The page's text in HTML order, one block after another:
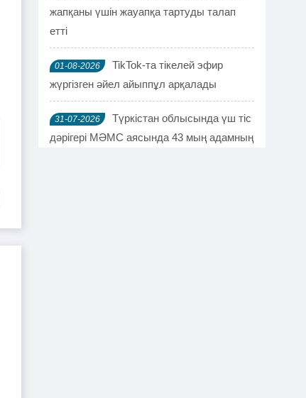
жапқаны үшін жауапқа тартуды талап
етті
01-08-2026
TikTok-та тікелей эфир
жүргізген әйел айыппұл арқалады
31-07-2026
Түркістан облысында үш тіс
дәрігері МӘМС аясында 43 мың адамның